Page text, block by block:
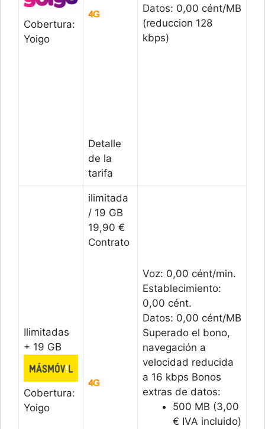
Cobertura:
Yoigo
Detalle
de la
tarifa
Datos: 0,00 cént/MB
(reduccion 128
kbps)
Ilimitadas
+ 19 GB
Cobertura:
Yoigo
ilimitada
/ 19 GB
19,90 €
Contrato
Voz: 0,00 cént/min.
Establecimiento:
0,00 cént.
Datos: 0,00 cént/MB
Superado el bono,
navegación a
velocidad reducida
a 16 kbps Bonos
extras de datos:
500 MB (3,00
€ IVA incluido)